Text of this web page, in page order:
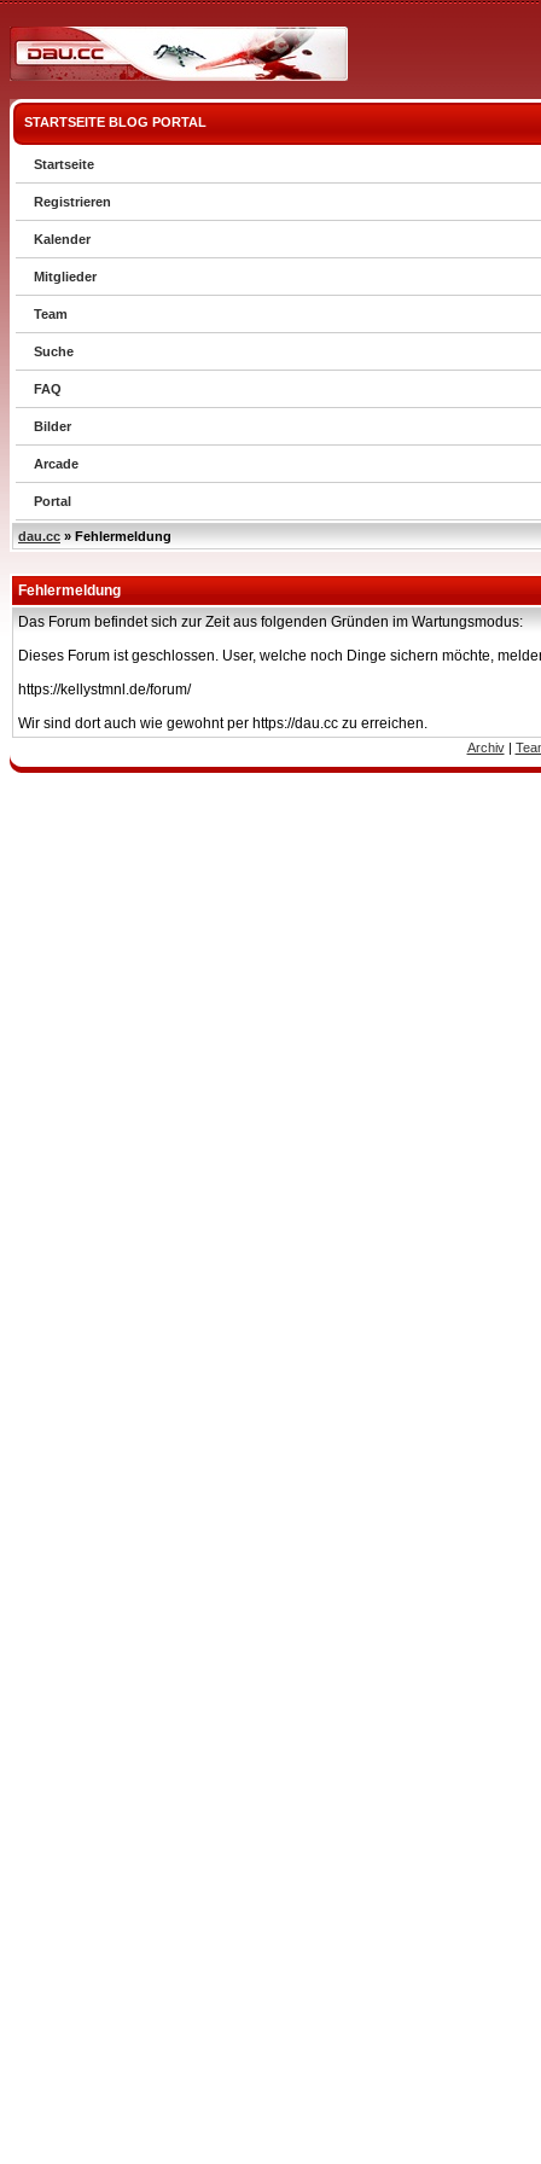
STARTSEITE BLOG PORTAL
Startseite
Registrieren
Kalender
Mitglieder
Team
Suche
FAQ
Bilder
Arcade
Portal
dau.cc » Fehlermeldung
Fehlermeldung
Das Forum befindet sich zur Zeit aus folgenden Gründen im Wartungsmodus:
Dieses Forum ist geschlossen. User, welche noch Dinge sichern möchte,
https://kellystmnl.de/forum/
Wir sind dort auch wie gewohnt per https://dau.cc zu erreichen.
Archiv|